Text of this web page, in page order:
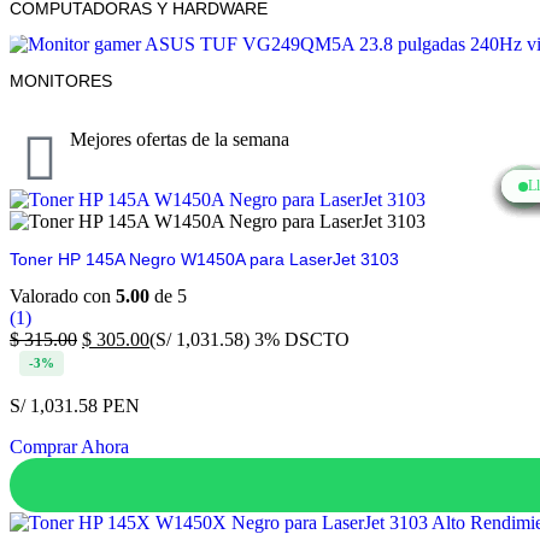
COMPUTADORAS Y HARDWARE
MONITORES
Mejores ofertas de la semana
Toner HP 145A Negro W1450A para LaserJet 3103
Valorado con 5.00 de 5
(1)
$315.00 $ 305.00(S/ 1,031.58) 3% DSCTO
-3%
S/ 1,031.58 PEN
Comprar Ahora